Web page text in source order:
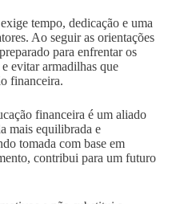
tempo, dedicação e uma
Ao seguir as orientações
para enfrentar os
evitar armadilhas que
financeira.
financeira é um aliado
mais equilibrada e
tomada com base em
contribui para um futuro